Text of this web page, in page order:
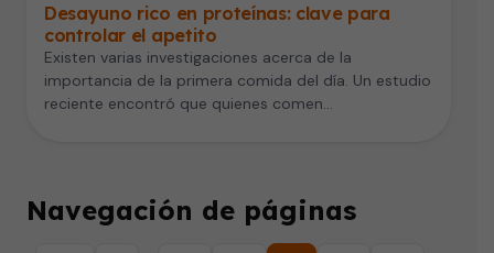
Desayuno rico en proteínas: clave para
controlar el apetito
Existen varias investigaciones acerca de la
importancia de la primera comida del día. Un estudio
reciente encontró que quienes comen…
Navegación de páginas